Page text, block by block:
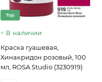
Top
В наличии
Краска гуашевая,
Хинакридон розовый, 100
мл, ROSA Studio (3230919)